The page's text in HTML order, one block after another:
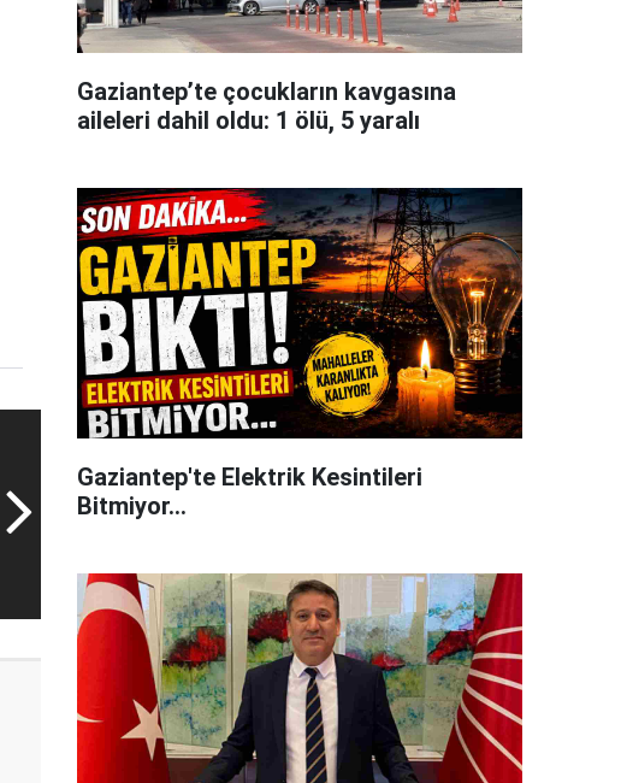
Gaziantep’te çocukların kavgasına
aileleri dahil oldu: 1 ölü, 5 yaralı
Gaziantep'te Elektrik Kesintileri
Bitmiyor...